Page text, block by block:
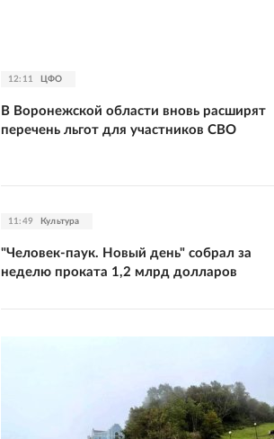
12:11 ЦФО
В Воронежской области вновь расширят
перечень льгот для участников СВО
11:49 Культура
"Человек-паук. Новый день" собрал за
неделю проката 1,2 млрд долларов